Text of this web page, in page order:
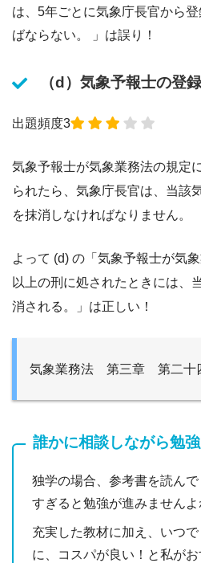
は、5年ごとに気象庁長官から
ばならない。 」は誤り！
（d）気象予報士の登
出題頻度3
気象予報士が気象業務法の規定
られたら、気象庁長官は、当該
を抹消しなければなりません。
よって (d) の「気象予報士が気
以上の刑に処されたときには、
消される。」は正しい！
気象業務法 第三章 第二十
誰かに相談しながら勉
独学の場合、参考書を読ん
すぎると勉強が進みませんよ
充実した教材に加え、いつ
に、コスパが良い！と私が